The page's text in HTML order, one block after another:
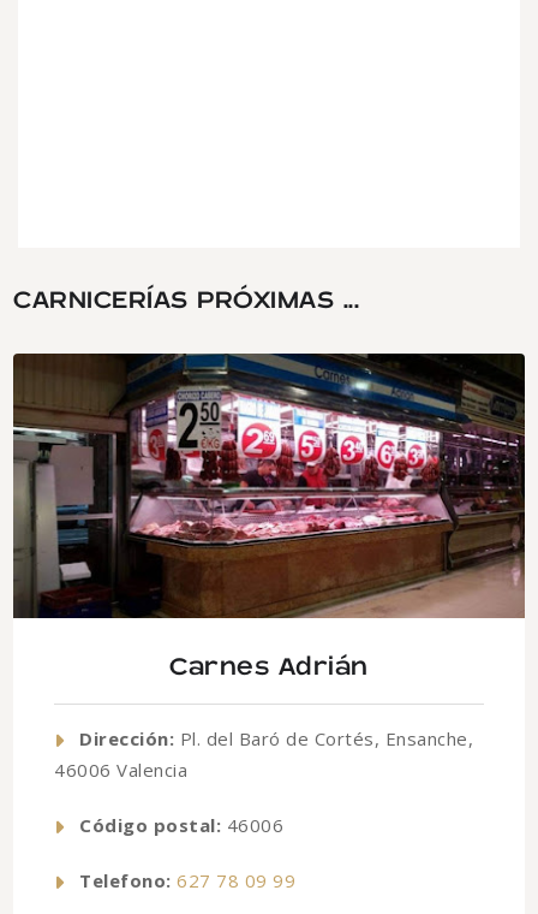
CARNICERÍAS PRÓXIMAS ...
Carnes Adrián
Dirección: Pl. del Baró de Cortés, Ensanche,
46006 Valencia
Código postal: 46006
Telefono: 627 78 09 99